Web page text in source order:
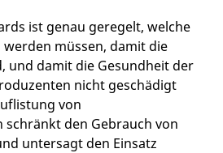
ist genau geregelt, welche
müssen, damit die
und damit die Gesundheit der
nicht geschädigt
von
den Gebrauch von
untersagt den Einsatz